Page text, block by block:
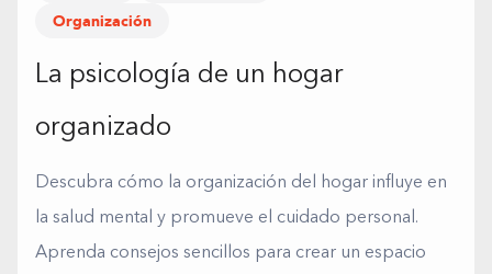
Organización
La psicología de un hogar
organizado
Descubra cómo la organización del hogar influye en
la salud mental y promueve el cuidado personal.
Aprenda consejos sencillos para crear un espacio